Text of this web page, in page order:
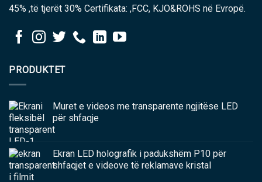
45% ,të tjerët 30% Certifikata: ,FCC, KJO&ROHS në Evropë.
PRODUKTET
Muret e videos me transparente ngjitëse LED
për shfaqje
Ekran LED holografik i padukshëm P10 për
shfaqjet e videove të reklamave kristal